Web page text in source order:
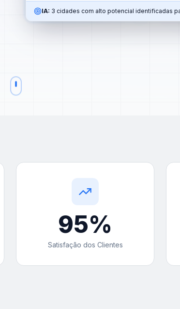
IA: 3 cidades com alto potencial identificadas
95%
Satisfação dos Clientes